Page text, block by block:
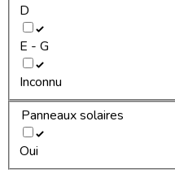
D
E - G
Inconnu
Panneaux solaires
Oui